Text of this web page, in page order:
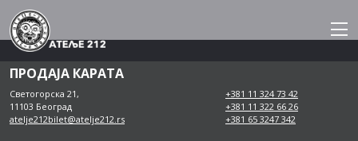
Skip
to
content
ПРОДАЈА КАРАТА
Светогорска 21,
11103 Београд
atelje212bilet@atelje212.rs
+381 11 324 73 42
+381 11 322 66 26
+381 65 3247 342